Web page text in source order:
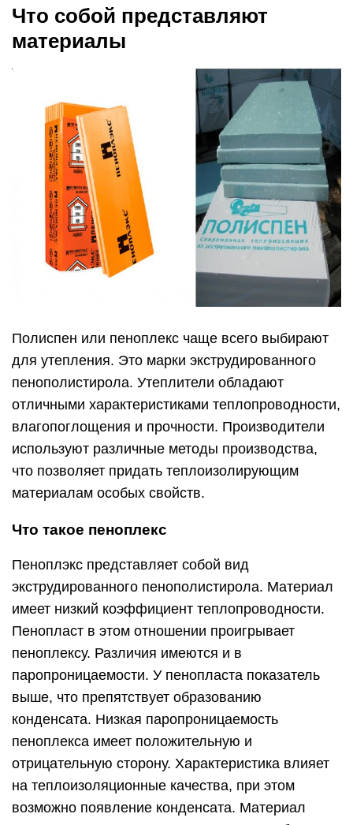
Что собой представляют
материалы
Полиспен или пеноплекс чаще всего выбирают
для утепления. Это марки экструдированного
пенополистирола. Утеплители обладают
отличными характеристиками теплопроводности,
влагопоглощения и прочности. Производители
используют различные методы производства,
что позволяет придать теплоизолирующим
материалам особых свойств.
Что такое пеноплекс
Пеноплэкс представляет собой вид
экструдированного пенополистирола. Материал
имеет низкий коэффициент теплопроводности.
Пенопласт в этом отношении проигрывает
пеноплексу. Различия имеются и в
паропроницаемости. У пенопласта показатель
выше, что препятствует образованию
конденсата. Низкая паропроницаемость
пеноплекса имеет положительную и
отрицательную сторону. Характеристика влияет
на теплоизоляционные качества, при этом
возможно появление конденсата. Материал